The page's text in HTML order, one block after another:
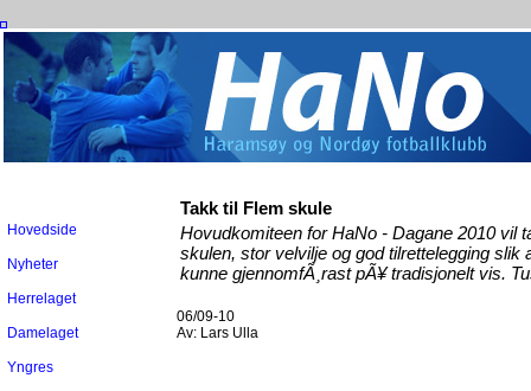
Hovedside
Nyheter
Herrelaget
Damelaget
Yngres
Takk til Flem skule
Hovudkomiteen for HaNo - Dagane 2010 vil
skulen, stor velvilje og god tilrettelegging slik
kunne gjennomfÃ¸rast pÃ¥ tradisjonelt vis.
06/09-10
Av: Lars Ulla